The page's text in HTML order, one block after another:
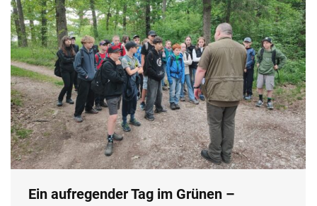
Ein aufregender Tag im Grünen –